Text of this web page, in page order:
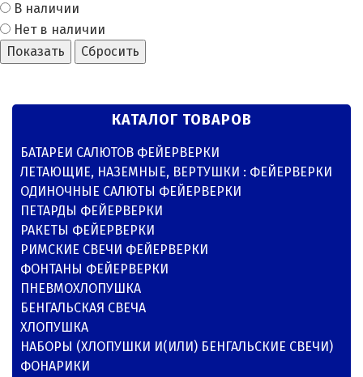
В наличии
Нет в наличии
Показать
Сбросить
КАТАЛОГ ТОВАРОВ
БАТАРЕИ САЛЮТОВ ФЕЙЕРВЕРКИ
ЛЕТАЮЩИЕ, НАЗЕМНЫЕ, ВЕРТУШКИ : ФЕЙЕРВЕРКИ
ОДИНОЧНЫЕ САЛЮТЫ ФЕЙЕРВЕРКИ
ПЕТАРДЫ ФЕЙЕРВЕРКИ
РАКЕТЫ ФЕЙЕРВЕРКИ
РИМСКИЕ СВЕЧИ ФЕЙЕРВЕРКИ
ФОНТАНЫ ФЕЙЕРВЕРКИ
ПНЕВМОХЛОПУШКА
БЕНГАЛЬСКАЯ СВЕЧА
ХЛОПУШКА
НАБОРЫ (ХЛОПУШКИ И(ИЛИ) БЕНГАЛЬСКИЕ СВЕЧИ)
ФОНАРИКИ